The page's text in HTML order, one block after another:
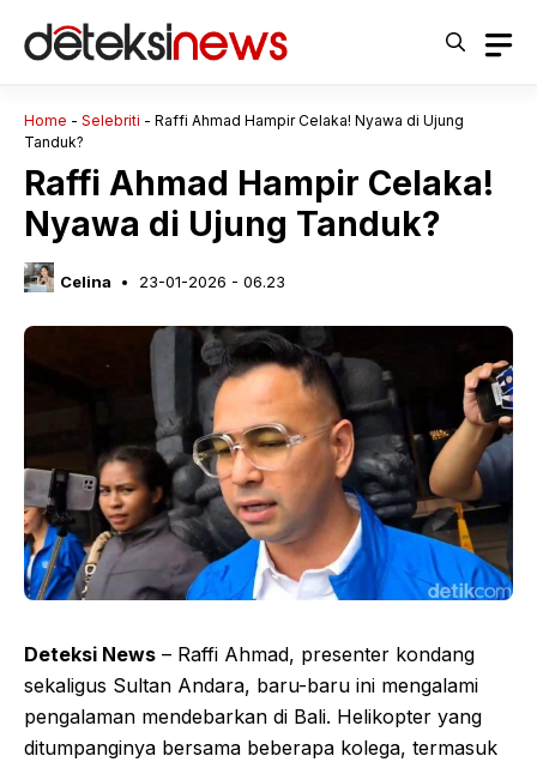
Home - Selebriti - Raffi Ahmad Hampir Celaka! Nyawa di Ujung
Tanduk?
Raffi Ahmad Hampir Celaka!
Nyawa di Ujung Tanduk?
Celina 23-01-2026 - 06.23
Deteksi News – Raffi Ahmad, presenter kondang
sekaligus Sultan Andara, baru-baru ini mengalami
pengalaman mendebarkan di Bali. Helikopter yang
ditumpanginya bersama beberapa kolega, termasuk